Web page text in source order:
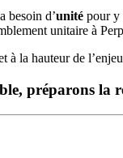
besoin d’unité pour y
unitaire à
à la hauteur de
préparons la